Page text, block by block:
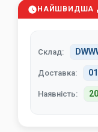
НАЙШВИДША
Склад:
Доставка:
Наявність: